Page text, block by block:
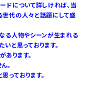
ドについて詳しければ、当
代の人々と話題にして盛
る人物やシーンが生まれる
と思っております。
ります。
。
っております。